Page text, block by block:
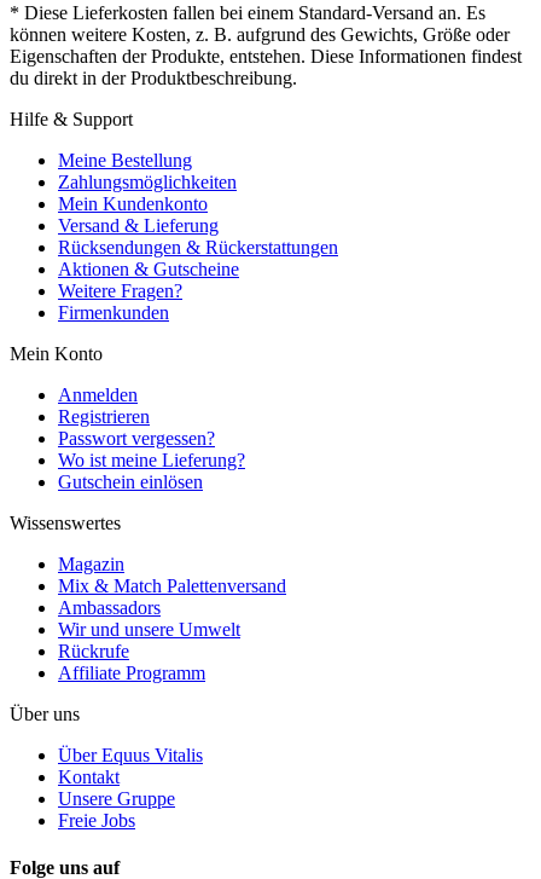
* Diese Lieferkosten fallen bei einem Standard-Versand an. Es
können weitere Kosten, z. B. aufgrund des Gewichts, Größe oder
Eigenschaften der Produkte, entstehen. Diese Informationen findest
du direkt in der Produktbeschreibung.
Hilfe & Support
Meine Bestellung
Zahlungsmöglichkeiten
Mein Kundenkonto
Versand & Lieferung
Rücksendungen & Rückerstattungen
Aktionen & Gutscheine
Weitere Fragen?
Firmenkunden
Mein Konto
Anmelden
Registrieren
Passwort vergessen?
Wo ist meine Lieferung?
Gutschein einlösen
Wissenswertes
Magazin
Mix & Match Palettenversand
Ambassadors
Wir und unsere Umwelt
Rückrufe
Affiliate Programm
Über uns
Über Equus Vitalis
Kontakt
Unsere Gruppe
Freie Jobs
Folge uns auf